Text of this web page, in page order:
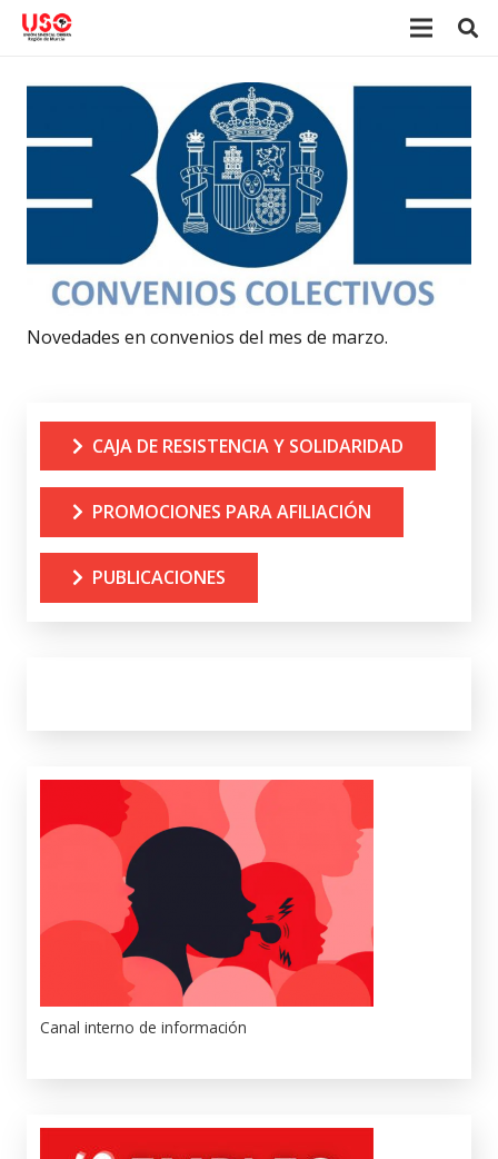
Novedades en convenios del mes de marzo.
CAJA DE RESISTENCIA Y SOLIDARIDAD
PROMOCIONES PARA AFILIACIÓN
PUBLICACIONES
Canal interno de información